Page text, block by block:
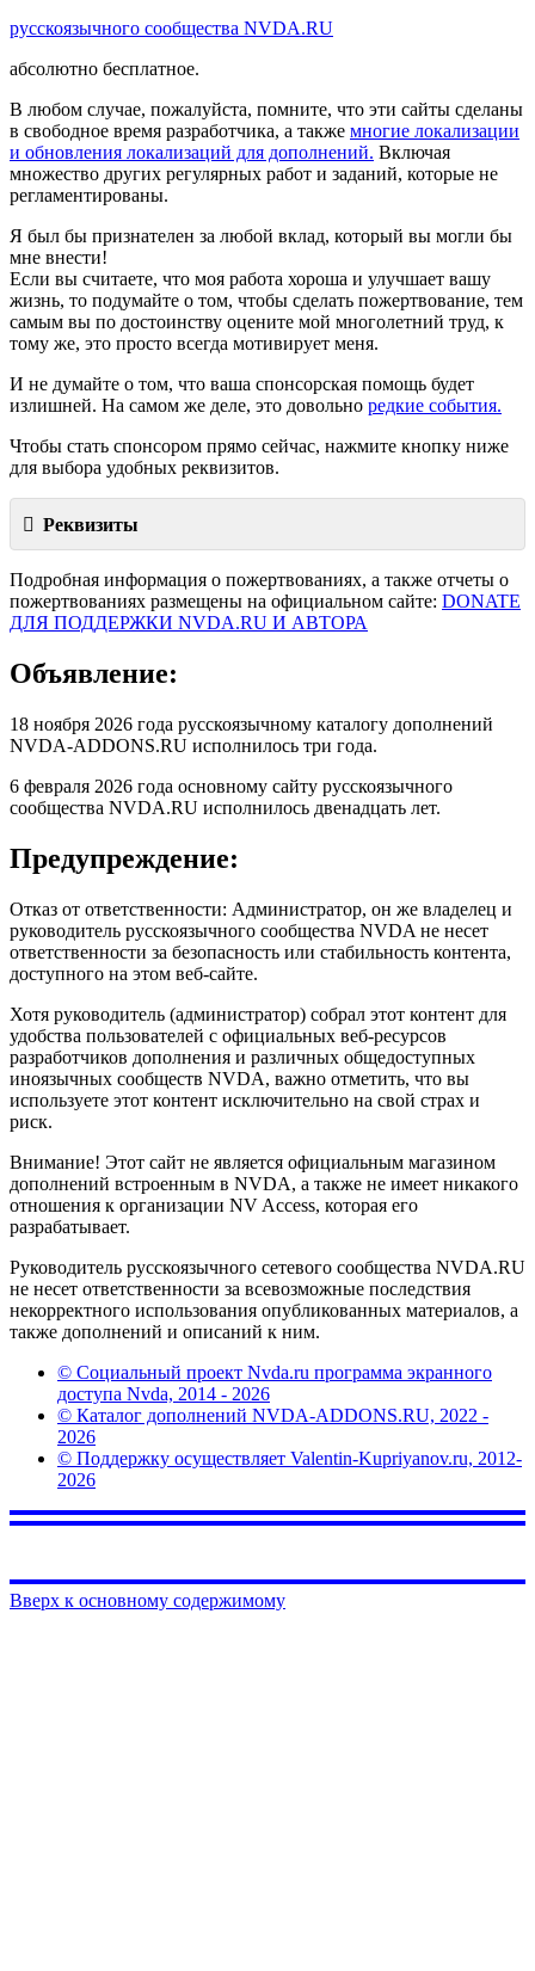
русскоязычного сообщества NVDA.RU
абсолютно бесплатное.
В любом случае, пожалуйста, помните, что эти сайты сделаны
в свободное время разработчика, а также многие локализации
и обновления локализаций для дополнений. Включая
множество других регулярных работ и заданий, которые не
регламентированы.
Я был бы признателен за любой вклад, который вы могли бы
мне внести!
Если вы считаете, что моя работа хороша и улучшает вашу
жизнь, то подумайте о том, чтобы сделать пожертвование, тем
самым вы по достоинству оцените мой многолетний труд, к
тому же, это просто всегда мотивирует меня.
И не думайте о том, что ваша спонсорская помощь будет
излишней. На самом же деле, это довольно редкие события.
Чтобы стать спонсором прямо сейчас, нажмите кнопку ниже
для выбора удобных реквизитов.
Реквизиты
Подробная информация о пожертвованиях, а также отчеты о
пожертвованиях размещены на официальном сайте: DONATE
ДЛЯ ПОДДЕРЖКИ NVDA.RU И АВТОРА
Объявление:
18 ноября 2026 года русскоязычному каталогу дополнений
NVDA-ADDONS.RU исполнилось три года.
6 февраля 2026 года основному сайту русскоязычного
сообщества NVDA.RU исполнилось двенадцать лет.
Предупреждение:
Отказ от ответственности: Администратор, он же владелец и
руководитель русскоязычного сообщества NVDA не несет
ответственности за безопасность или стабильность контента,
доступного на этом веб-сайте.
Хотя руководитель (администратор) собрал этот контент для
удобства пользователей с официальных веб-ресурсов
разработчиков дополнения и различных общедоступных
иноязычных сообществ NVDA, важно отметить, что вы
используете этот контент исключительно на свой страх и
риск.
Внимание! Этот сайт не является официальным магазином
дополнений встроенным в NVDA, а также не имеет никакого
отношения к организации NV Access, которая его
разрабатывает.
Руководитель русскоязычного сетевого сообщества NVDA.RU
не несет ответственности за всевозможные последствия
некорректного использования опубликованных материалов, а
также дополнений и описаний к ним.
© Социальный проект Nvda.ru программа экранного
доступа Nvda, 2014 - 2026
© Каталог дополнений NVDA-ADDONS.RU, 2022 -
2026
© Поддержку осуществляет Valentin-Kupriyanov.ru, 2012-
2026
Вверх к основному содержимому